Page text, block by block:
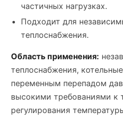
частичных нагрузках.
Подходит для
теплоснабжения.
Область применения:
теплоснабжения,
переменным перепадом
высокими требованиями к
регулирования